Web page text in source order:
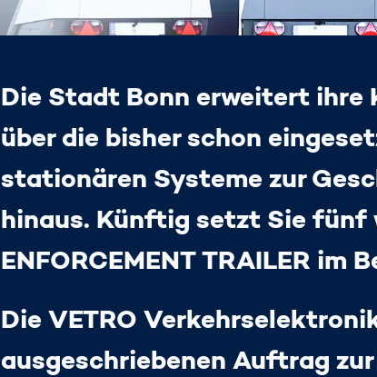
Mehrfach
Die Stadt Bonn erweitert
über die bisher schon
stationären Systeme zur
hinaus. Künftig setzt Sie fünf
ENFORCEMENT TRAILER im
Die VETRO
ausgeschriebenen Auftrag